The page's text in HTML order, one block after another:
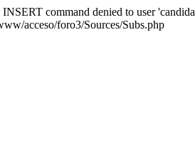
INSERT command denied to user
acceso/foro3/Sources/Subs.php